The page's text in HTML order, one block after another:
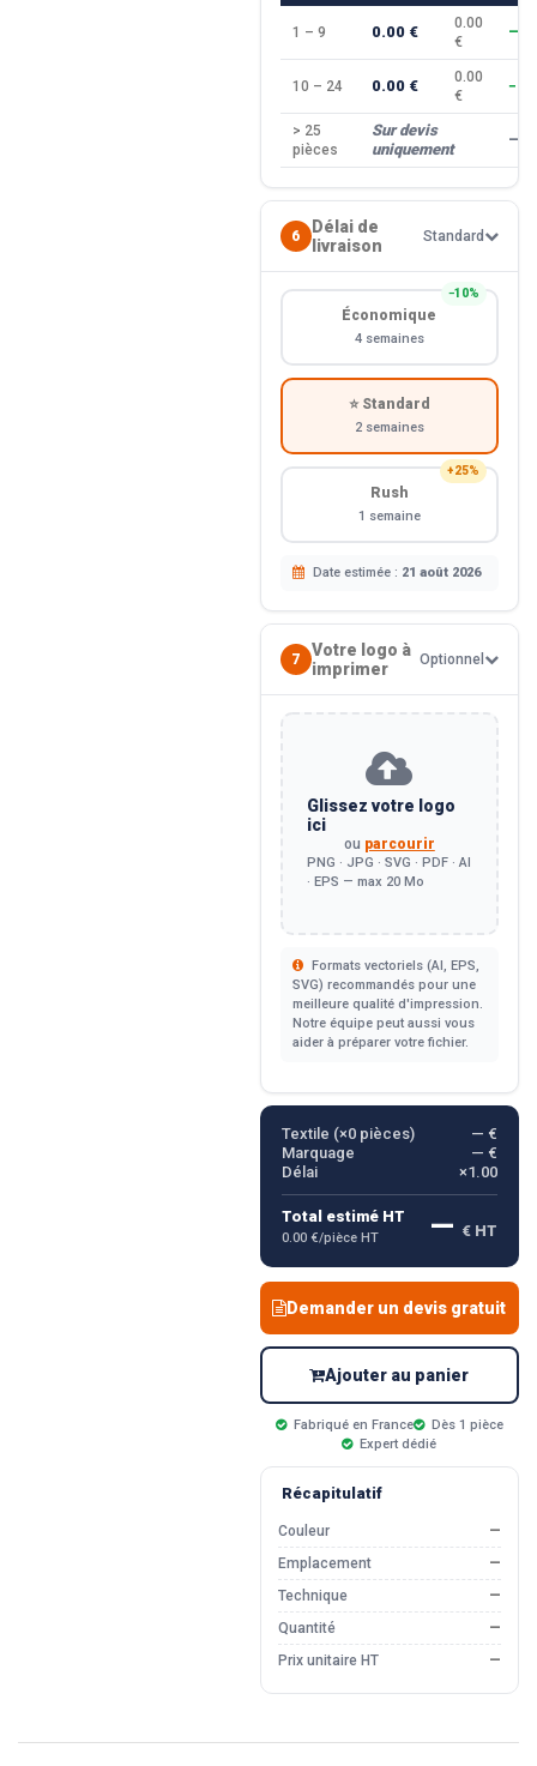
1 – 9 0.00 €
0.00
€
—
10 – 24 0.00 €
0.00
€
> 25
pièces
Sur devis
uniquement
—
6
Délai de
livraison
Standard
−10%
Économique
4 semaines
⭐ Standard
2 semaines
+25%
Rush
1 semaine
Date estimée : 21 août 2026
7
Votre logo à
imprimer
Optionnel
Glissez votre logo
ici
ou parcourir
PNG · JPG · SVG · PDF · AI
· EPS — max 20 Mo
Formats vectoriels (AI, EPS,
SVG) recommandés pour une
meilleure qualité d'impression.
Notre équipe peut aussi vous
aider à préparer votre fichier.
Textile (×0pièces)
— €
Marquage
— €
Délai
×1.00
Total estimé HT
0.00 €/pièce HT — € HT
Demander un devis gratuit
Ajouter au panier
Fabriqué en France
Dès 1 pièce
Expert dédié
Récapitulatif
Couleur
—
Emplacement
—
Technique
—
Quantité
—
Prix unitaire HT
—